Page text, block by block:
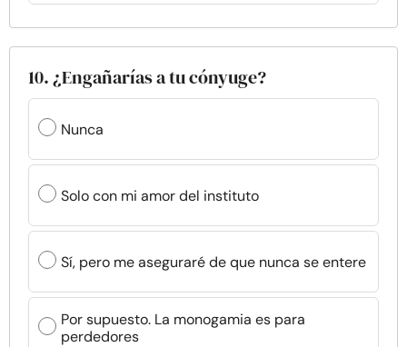
10. ¿Engañarías a tu cónyuge?
Nunca
Solo con mi amor del instituto
Sí, pero me aseguraré de que nunca se entere
Por supuesto. La monogamia es para
perdedores